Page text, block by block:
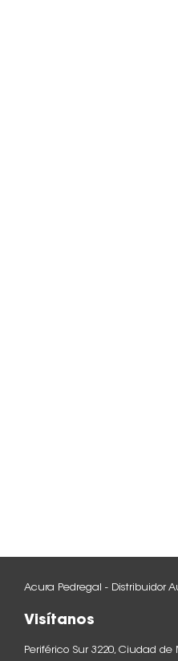
Acura Pedregal - Distribuidor
Visítanos
Periférico Sur 3220, Ciudad de